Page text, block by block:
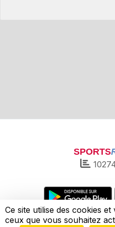
SPORTS
Charte cookies
Ce site utilise des cookies
ceux que vous souhaitez